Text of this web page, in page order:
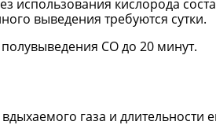
использования кислорода
выведения требуются сутки.
СО до 20 минут.
газа и длительности